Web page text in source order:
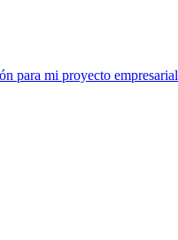
para mi proyecto empresarial